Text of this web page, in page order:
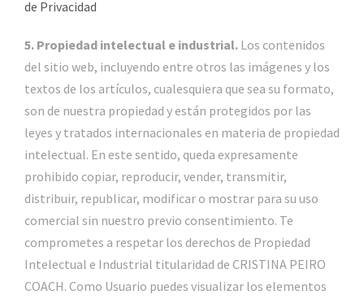
de Privacidad
5. Propiedad intelectual e industrial. Los contenidos
del sitio web, incluyendo entre otros las imágenes y los
textos de los artículos, cualesquiera que sea su formato,
son de nuestra propiedad y están protegidos por las
leyes y tratados internacionales en materia de propiedad
intelectual. En este sentido, queda expresamente
prohibido copiar, reproducir, vender, transmitir,
distribuir, republicar, modificar o mostrar para su uso
comercial sin nuestro previo consentimiento. Te
comprometes a respetar los derechos de Propiedad
Intelectual e Industrial titularidad de CRISTINA PEIRO
COACH. Como Usuario puedes visualizar los elementos